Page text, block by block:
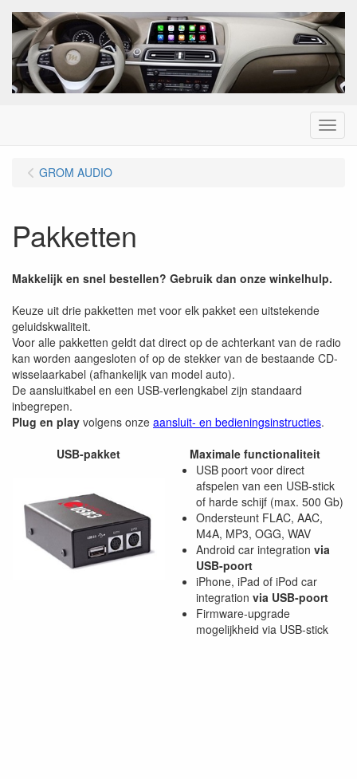
Menu
GROM AUDIO
Pakketten
Makkelijk en snel bestellen? Gebruik dan onze winkelhulp.
Keuze uit drie pakketten met voor elk pakket een uitstekende
geluidskwaliteit.
Voor alle pakketten geldt dat direct op de achterkant van de radio
kan worden aangesloten of op de stekker van de bestaande CD-
wisselaarkabel (afhankelijk van model auto).
De aansluitkabel en een USB-verlengkabel zijn standaard
inbegrepen.
Plug en play volgens onze aansluit- en bedieningsinstructies.
USB-pakket
Maximale functionaliteit
USB poort voor direct
afspelen van een USB-stick
of harde schijf (max. 500 Gb)
Ondersteunt FLAC, AAC,
M4A, MP3, OGG, WAV
Android car integration via
USB-poort
iPhone, iPad of iPod car
integration via USB-poort
Firmware-upgrade
mogelijkheid via USB-stick